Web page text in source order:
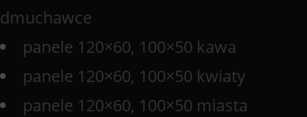
dmuchawce
panele 120×60, 100×50 kawa
panele 120×60, 100×50 kwiaty
panele 120×60, 100×50 miasta